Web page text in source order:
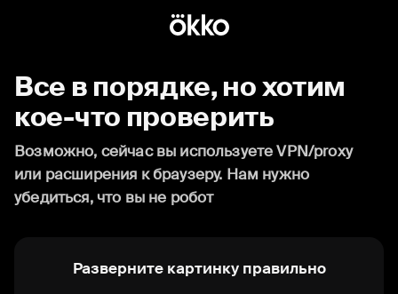
Все в порядке, но хотим
кое-что проверить
Возможно, сейчас вы используете VPN/proxy
или расширения к браузеру. Нам нужно
убедиться, что вы не робот
Разверните картинку правильно